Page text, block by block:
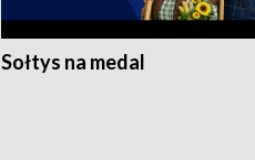
Sołtys na medal